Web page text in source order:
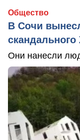
Общество
В Сочи
Они нанесли